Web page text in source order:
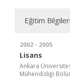
Eğitim Bilgileri
2002 - 2005
Lisans
Ankara
Mühendisliği